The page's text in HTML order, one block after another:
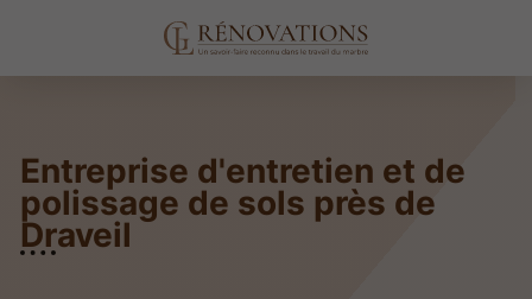
Entreprise d'entretien et de
polissage de sols près de
Draveil